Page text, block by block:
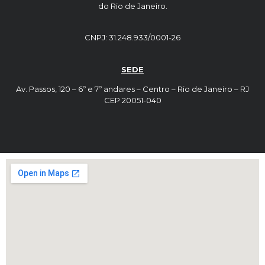
do Rio de Janeiro.
CNPJ: 31.248.933/0001-26
SEDE
Av. Passos, 120 – 6º e 7º andares – Centro – Rio de Janeiro – RJ
CEP 20051-040